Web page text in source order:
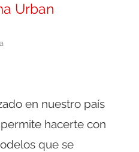
Urban
en nuestro país
hacerte con
que se